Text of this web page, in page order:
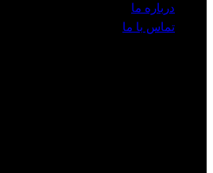
درباره ما
تماس با ما